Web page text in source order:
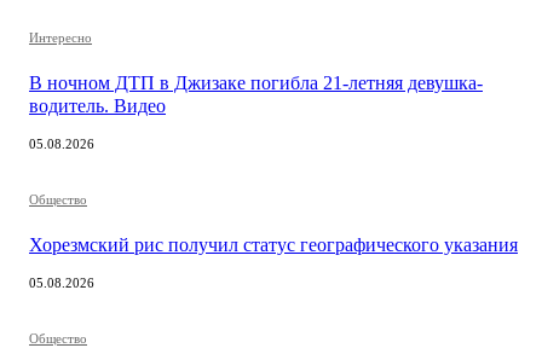
Интересно
В ночном ДТП в Джизаке погибла 21-летняя девушка-
водитель. Видео
05.08.2026
Общество
Хорезмский рис получил статус географического указания
05.08.2026
Общество